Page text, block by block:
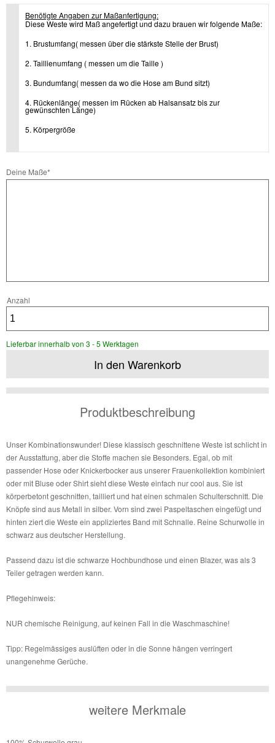
Benötigte Angaben zur Maßanfertigung:
Diese Weste wird Maß angefertigt und dazu brauen wir folgende Maße:
1. Brustumfang( messen über die stärkste Stelle der Brust)
2. Taillienumfang ( messen um die Taille )
3. Bundumfang( messen da wo die Hose am Bund sitzt)
4. Rückenlänge( messen im Rücken ab Halsansatz bis zur
gewünschten Länge)
5. Körpergröße
Pflichtfeld
Deine Maße*
Anzahl
Lieferbar innerhalb von 3 - 5 Werktagen
Produktbeschreibung
Unser Kombinationswunder! Diese klassisch geschnittene Weste ist schlicht in
der Ausstattung, aber die Stoffe machen sie Besonders. Egal, ob mit
passender Hose oder Knickerbocker aus unserer Frauenkollektion kombiniert
oder mit Bluse oder Shirt sieht diese Weste einfach nur cool aus. Sie ist
körperbetont geschnitten, tailliert und hat einen schmalen Schulterschnitt. Die
Knöpfe sind aus Metall in silber. Vorn sind zwei Paspeltaschen eingefügt und
hinten ziert die Weste ein appliziertes Band mit Schnalle. Reine Schurwolle in
schwarz aus deutscher Herstellung.
Passend dazu ist die schwarze Hochbundhose und einen Blazer, was als 3
Teiler getragen werden kann.
Pflegehinweis:
NUR chemische Reinigung, auf keinen Fall in die Waschmaschine!
Tipp: Regelmässiges auslüften oder in die Sonne hängen verringert
unangenehme Gerüche.
weitere Merkmale